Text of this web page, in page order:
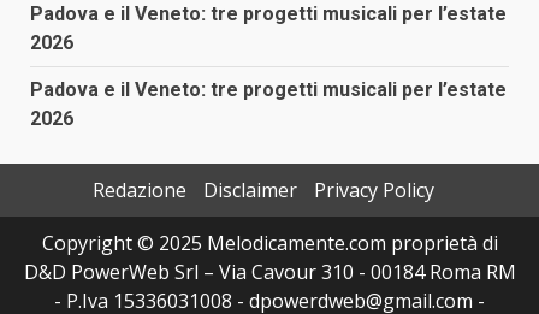
Padova e il Veneto: tre progetti musicali per l’estate
2026
Padova e il Veneto: tre progetti musicali per l’estate
2026
Redazione Disclaimer
Privacy Policy
Copyright © 2025 Melodicamente.com proprietà di
D&D PowerWeb Srl – Via Cavour 310 - 00184 Roma RM
- P.Iva 15336031008 - dpowerdweb@gmail.com -